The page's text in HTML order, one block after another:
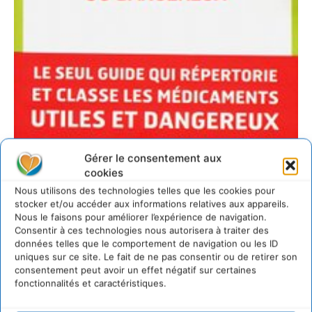
Gérer le consentement aux
cookies
Nous utilisons des technologies telles que les cookies pour
stocker et/ou accéder aux informations relatives aux appareils.
Nous le faisons pour améliorer l’expérience de navigation.
Consentir à ces technologies nous autorisera à traiter des
données telles que le comportement de navigation ou les ID
uniques sur ce site. Le fait de ne pas consentir ou de retirer son
consentement peut avoir un effet négatif sur certaines
fonctionnalités et caractéristiques.
1 COMMENTAIRE
Anonyme 4 octobre 2012 à 15h29
Guide des 4000 médicaments : utiles, inutiles
ou dangereux au service des malades et des
praticiens
Ce guide, qui s’inscrit dans la tradition ouverte en
1974 par le « Guide des médicaments les plus